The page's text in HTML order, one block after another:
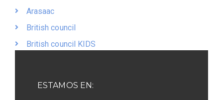
Arasaac
British council
British council KIDS
ESTAMOS EN: